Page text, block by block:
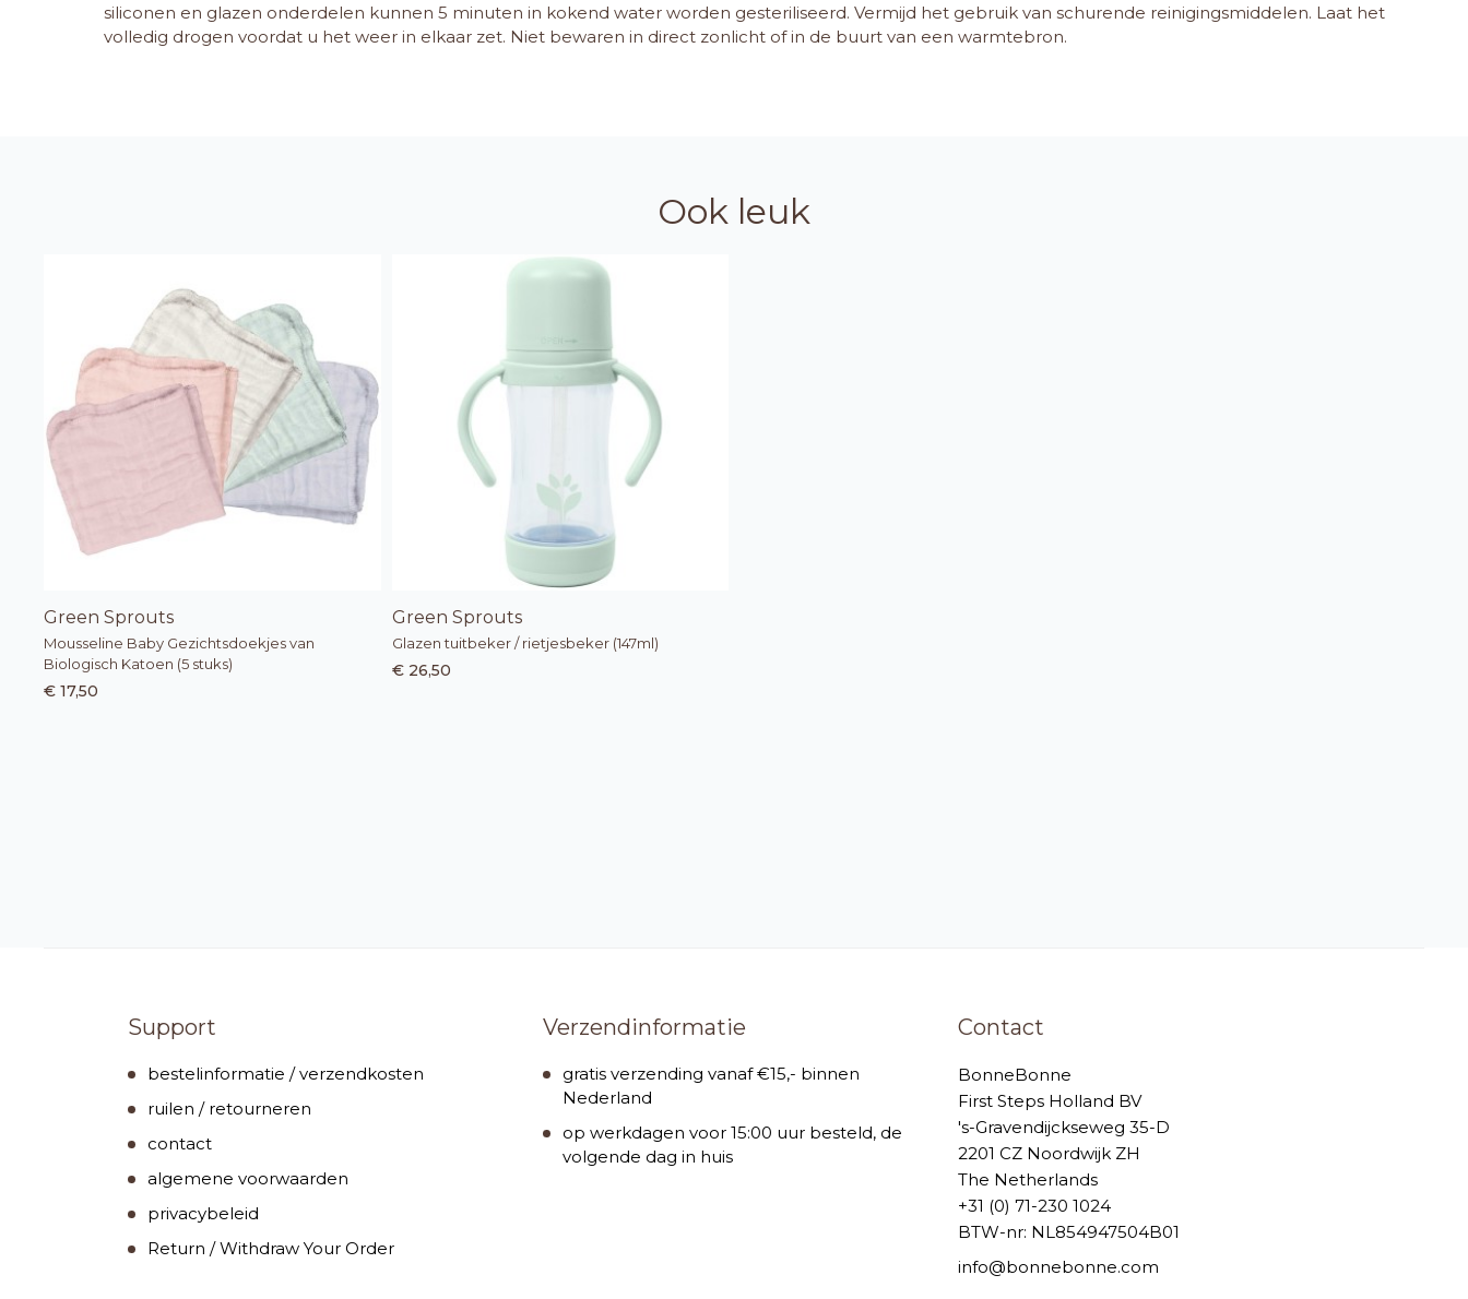
siliconen en glazen onderdelen kunnen 5 minuten in kokend water worden gesteriliseerd. Vermijd het gebruik van schurende reinigingsmiddelen. Laat het
volledig drogen voordat u het weer in elkaar zet. Niet bewaren in direct zonlicht of in de buurt van een warmtebron.
Ook leuk
Green Sprouts
Mousseline Baby Gezichtsdoekjes van
Biologisch Katoen (5 stuks)
€ 17,50
Green Sprouts
Glazen tuitbeker / rietjesbeker (147ml)
€ 26,50
Support
bestelinformatie / verzendkosten
ruilen / retourneren
contact
algemene voorwaarden
privacybeleid
Return / Withdraw Your Order
Verzendinformatie
gratis verzending vanaf €15,- binnen
Nederland
op werkdagen voor 15:00 uur besteld, de
volgende dag in huis
Contact
BonneBonne
First Steps Holland BV
's-Gravendijckseweg 35-D
2201 CZ Noordwijk ZH
The Netherlands
+31 (0) 71-230 1024
BTW-nr: NL854947504B01
info@bonnebonne.com